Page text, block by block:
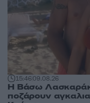
15:4609.08.26
Η Βάσω
ποζάρουν